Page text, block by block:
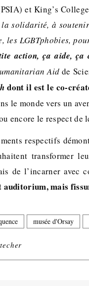
et King’s
solidarité, à
les LGBTphobies,
action, ça aide, ça
Aid de
dont il est le co-
le monde vers un
encore le respect de
respectifs
transformer
de l’incarner avec
auditorium, mais
musée d'Orsay